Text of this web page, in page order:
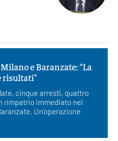
e Baranzate: “La
risultati”
cinque arresti, quattro
rimpatrio immediato nei
Un'operazione